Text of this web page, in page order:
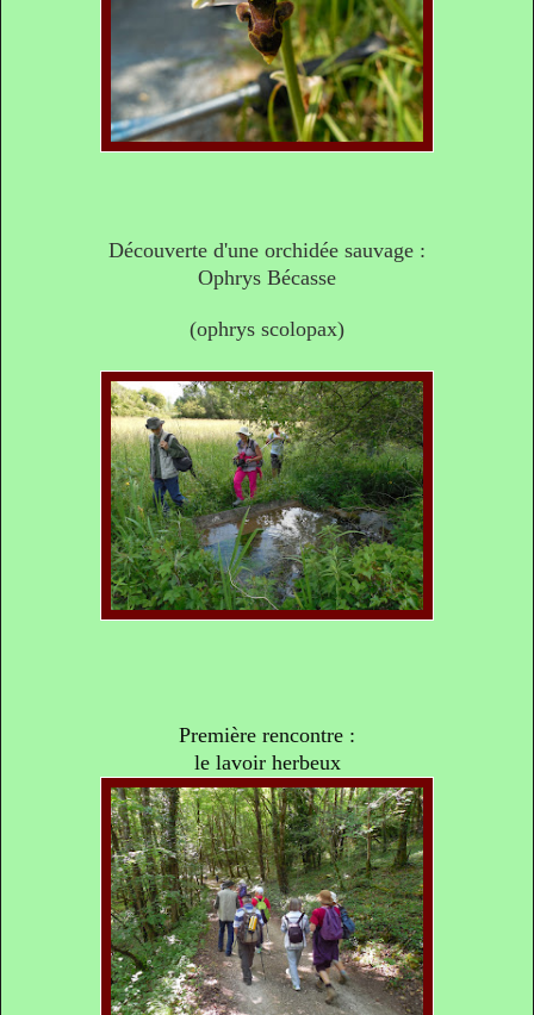
Découverte d'une orchidée sauvage :
Ophrys Bécasse
(ophrys scolopax)
Première rencontre :
le lavoir herbeux